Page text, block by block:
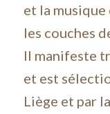
et la
les couches
Il manifeste
et est
Liège et par